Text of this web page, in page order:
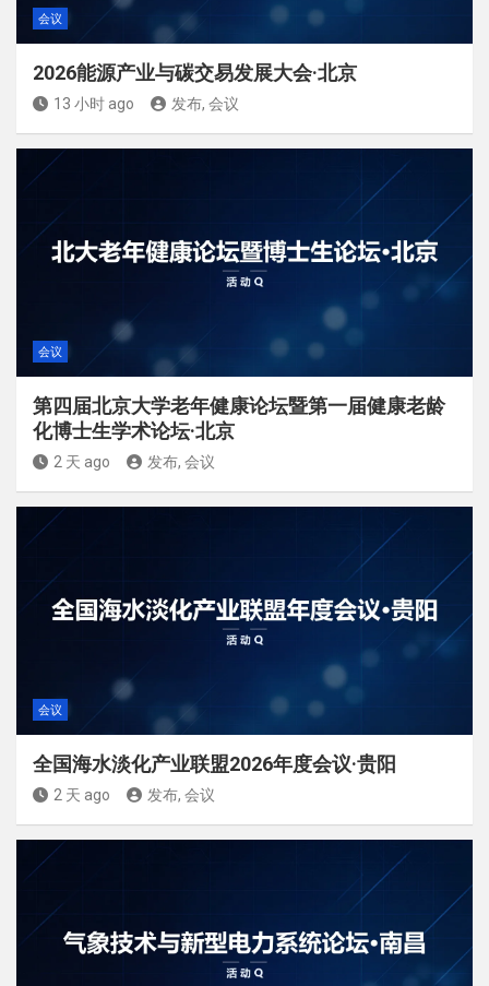
会议
2026能源产业与碳交易发展大会·北京
13 小时 ago 发布, 会议
会议
第四届北京大学老年健康论坛暨第一届健康老龄
化博士生学术论坛·北京
2 天 ago 发布, 会议
会议
全国海水淡化产业联盟2026年度会议·贵阳
2 天 ago 发布, 会议